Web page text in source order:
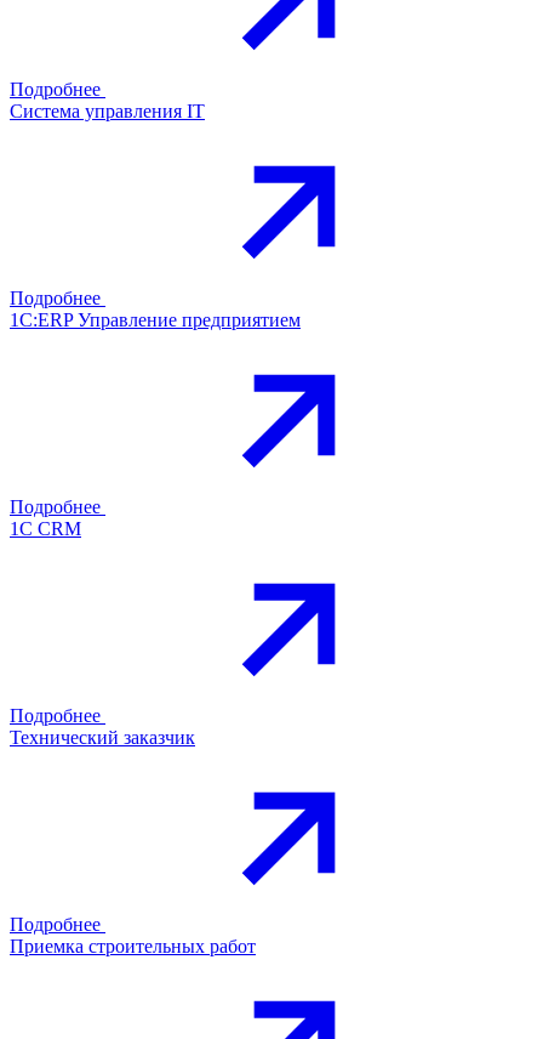
Подробнее
Система управления IT
Подробнее
1С:ERP Управление предприятием
Подробнее
1С CRM
Подробнее
Технический заказчик
Подробнее
Приемка строительных работ